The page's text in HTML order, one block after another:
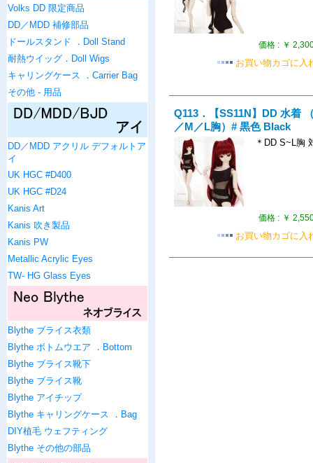
Volks DD 限定商品
DD／MDD 補修部品
ドールスタンド ．Doll Stand
耐熱ウイッグ．Doll Wigs
キャリングケース ．Carrier Bag
その他 - 用品
DD／MDD アクリル デフォルトア
イ
UK HGC #D400
UK HGC #D24
Kanis Art
Kanis 吹き製品
Kanis PW
Metallic Acrylic Eyes
TW- HG Glass Eyes
Blythe ブライス衣類
Blythe ボトムウエア ．Bottom
Blythe ブライス靴下
Blythe ブライス靴
Blythe アイチップ
Blythe キャリングケース ．Bag
DIY植毛 ウェフティング
Blythe その他の部品
価格 : ￥
お買い物カゴに入
Q113．【SS11N】DD 水着
／M／L胸）# 黒色 Black
＊DD S~L胸
価格 : ￥
お買い物カゴに入